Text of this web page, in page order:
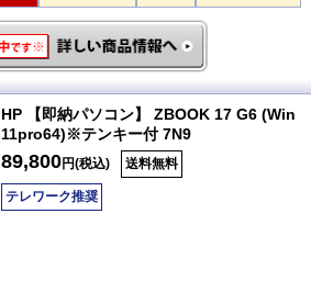
HP 【即納パソコン】 ZBOOK 17 G6 (Win
11pro64)※テンキー付 7N9
89,800円(税込) 送料無料
テレワーク推奨